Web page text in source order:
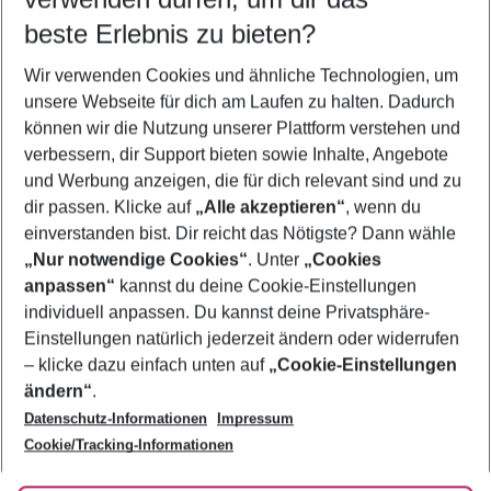
5-8 Nächte
2 Erwachsene Keine Kinder
Mehr Filter anzeigen
Footer
Footer navigation
Über uns
AGB
Bestpreisgarantie
Cookie-Einstellungen ändern
Cookie-Richtlinie
Agenturbetreuung
Barrierefreies Reisen
Folge uns
beste Erlebnis zu bieten?
Wir verwenden Cookies und ähnliche Technologien, um
unsere Webseite für dich am Laufen zu halten. Dadurch
können wir die Nutzung unserer Plattform verstehen und
verbessern, dir Support bieten sowie Inhalte, Angebote
und Werbung anzeigen, die für dich relevant sind und zu
dir passen. Klicke auf „Alle akzeptieren“, wenn du
einverstanden bist. Dir reicht das Nötigste? Dann wähle
„Nur notwendige Cookies“. Unter „Cookies
anpassen“ kannst du deine Cookie-Einstellungen
individuell anpassen. Du kannst deine Privatsphäre-
Einstellungen natürlich jederzeit ändern oder widerrufen
– klicke dazu einfach unten auf „Cookie-Einstellungen
ändern“.
Datenschutz-Informationen
Impressum
Cookie/Tracking-Informationen